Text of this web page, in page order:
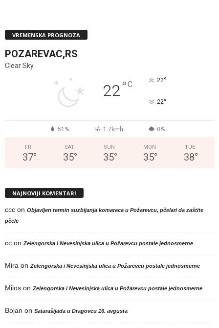
VREMENSKA PROGNOZA
POZAREVAC,RS
Clear Sky
22°C 22°
22°
51% 1.7kmh 0%
FRI
37°
SAT
35°
SUN
35°
MON
35°
TUE
38°
NAJNOVIJI KOMENTARI
ccc on Objavljen termin suzbijanja komaraca u Požarevcu, pčelari da zaštite
pčele
cc on Zelengorska i Nevesinjska ulica u Požarevcu postale jednosmerne
Mira on Zelengorska i Nevesinjska ulica u Požarevcu postale jednosmerne
Milos on Zelengorska i Nevesinjska ulica u Požarevcu postale jednosmerne
Bojan on Satarašijada u Dragovcu 16. avgusta